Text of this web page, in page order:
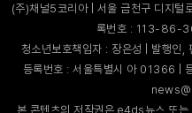
(주)채널5코리아 | 서울 금천구 디지
록번호 : 113-86-
청소년보호책임자 : 장은성 | 발행
등록번호 : 서울특별시 아 01366 |
본 콘텐츠의 저작권은 e4ds뉴스 또는